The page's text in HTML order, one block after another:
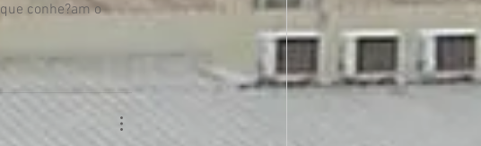
conhe?am o